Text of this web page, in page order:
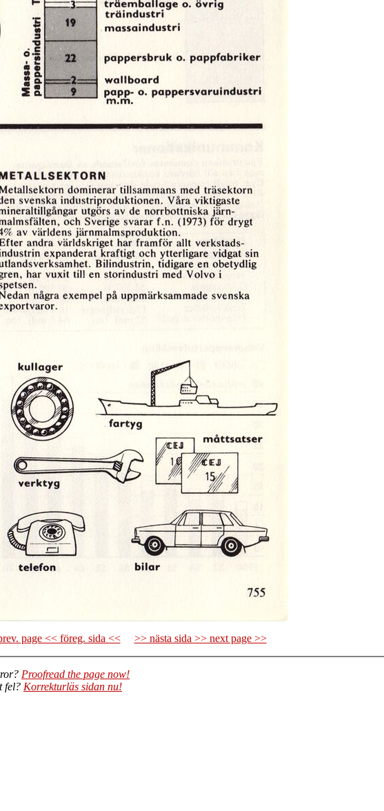
page << föreg. sida << >> nästa sida >> next page >>
Proofread the page now!
fel? Korrekturläs sidan nu!